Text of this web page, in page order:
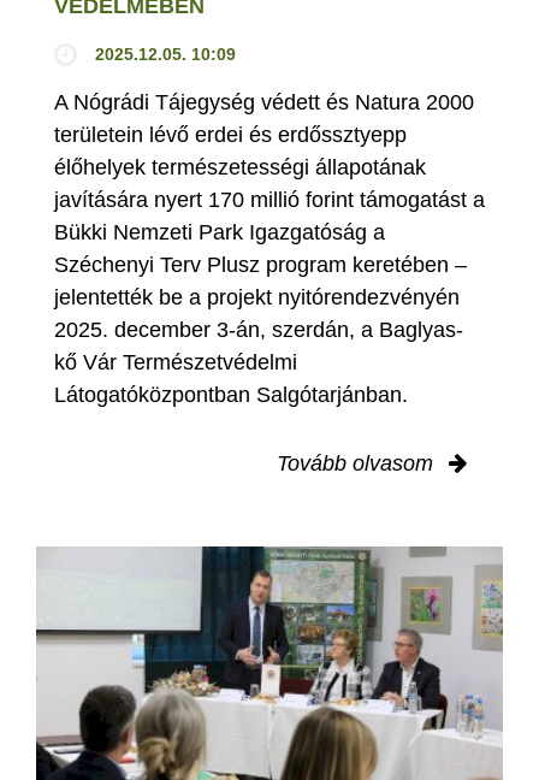
VÉDELMÉBEN
2025.12.05. 10:09
A Nógrádi Tájegység védett és Natura 2000
területein lévő erdei és erdőssztyepp
élőhelyek természetességi állapotának
javítására nyert 170 millió forint támogatást a
Bükki Nemzeti Park Igazgatóság a
Széchenyi Terv Plusz program keretében –
jelentették be a projekt nyitórendezvényén
2025. december 3-án, szerdán, a Baglyas-
kő Vár Természetvédelmi
Látogatóközpontban Salgótarjánban.
Tovább olvasom